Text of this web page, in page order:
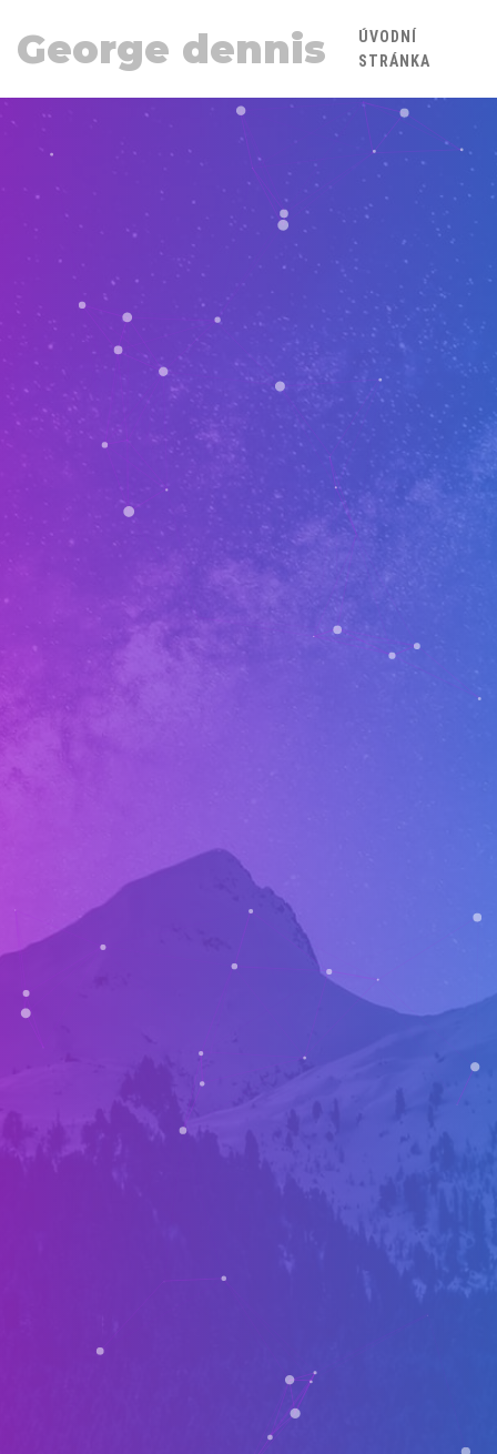
George dennis
ÚVODNÍ
STRÁNKA